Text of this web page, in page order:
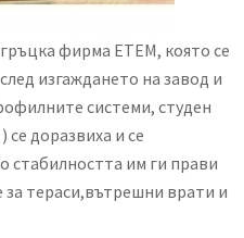
фирма ETEM, която се
изгаждането на завод и
системи, студен
се доразвиха и се
стабилността им ги прави
тераси,вътрешни врати и